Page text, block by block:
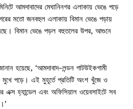
আমদাবাদের মেঘানিনগর এলাকায় ভেঙে পড়ে
মতো জনবহুল এলাকায় বিমান ভেঙে পড়ায়
বিমান ভেঙে পড়ল বহুতলের উপর, আগুনে
হয়েছে, ‘আমদাবাদ-লন্ডন গাটউইকগামী
মুখে পড়ে। এই মুহূর্তে প্রতিটি অংশ খুঁজে ও
এক্স হ্যান্ডেল এবং অফিসিয়াল ওয়েবসাইটে সব